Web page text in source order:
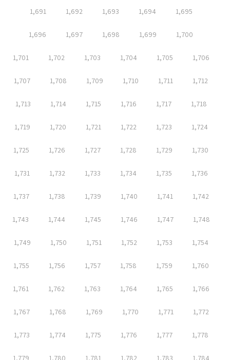
1,691 1,692 1,693 1,694 1,695
1,696 1,697 1,698 1,699 1,700
1,701 1,702 1,703 1,704 1,705 1,706
1,707 1,708 1,709 1,710 1,711 1,712
1,713 1,714 1,715 1,716 1,717 1,718
1,719 1,720 1,721 1,722 1,723 1,724
1,725 1,726 1,727 1,728 1,729 1,730
1,731 1,732 1,733 1,734 1,735 1,736
1,737 1,738 1,739 1,740 1,741 1,742
1,743 1,744 1,745 1,746 1,747 1,748
1,749 1,750 1,751 1,752 1,753 1,754
1,755 1,756 1,757 1,758 1,759 1,760
1,761 1,762 1,763 1,764 1,765 1,766
1,767 1,768 1,769 1,770 1,771 1,772
1,773 1,774 1,775 1,776 1,777 1,778
1,779 1,780 1,781 1,782 1,783 1,784